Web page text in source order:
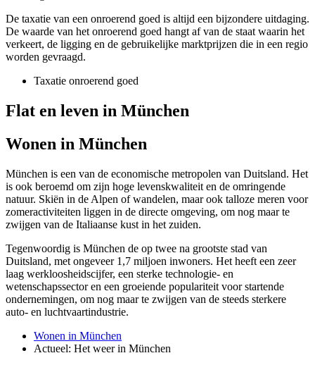
De taxatie van een onroerend goed is altijd een bijzondere uitdaging.
De waarde van het onroerend goed hangt af van de staat waarin het
verkeert, de ligging en de gebruikelijke marktprijzen die in een regio
worden gevraagd.
Taxatie onroerend goed
Flat en leven in München
Wonen in München
München is een van de economische metropolen van Duitsland. Het
is ook beroemd om zijn hoge levenskwaliteit en de omringende
natuur. Skiën in de Alpen of wandelen, maar ook talloze meren voor
zomeractiviteiten liggen in de directe omgeving, om nog maar te
zwijgen van de Italiaanse kust in het zuiden.
Tegenwoordig is München de op twee na grootste stad van
Duitsland, met ongeveer 1,7 miljoen inwoners. Het heeft een zeer
laag werkloosheidscijfer, een sterke technologie- en
wetenschapssector en een groeiende populariteit voor startende
ondernemingen, om nog maar te zwijgen van de steeds sterkere
auto- en luchtvaartindustrie.
Wonen in München
Actueel: Het weer in München